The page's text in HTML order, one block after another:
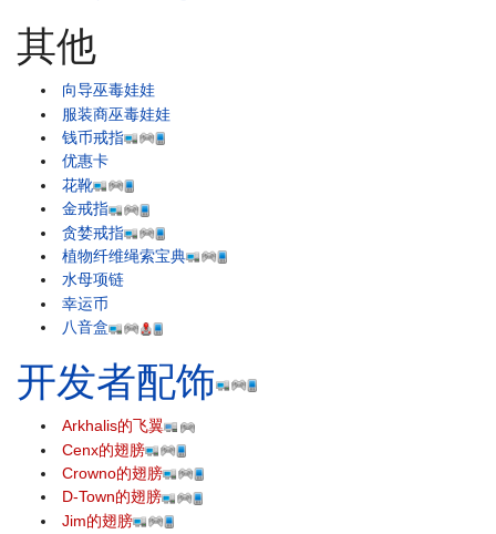
其他
向导巫毒娃娃
服装商巫毒娃娃
钱币戒指
优惠卡
花靴
金戒指
贪婪戒指
植物纤维绳索宝典
水母项链
幸运币
八音盒
开发者配饰
Arkhalis的飞翼
Cenx的翅膀
Crowno的翅膀
D-Town的翅膀
Jim的翅膀